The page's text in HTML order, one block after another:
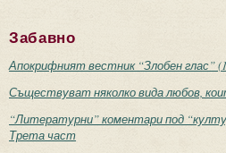
Забавно
Апокрифният вестник “Злобен глас”
Съществуват няколко вида любов,
“Литературни” коментари под
Трета част